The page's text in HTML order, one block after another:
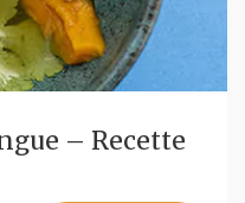
– Recette